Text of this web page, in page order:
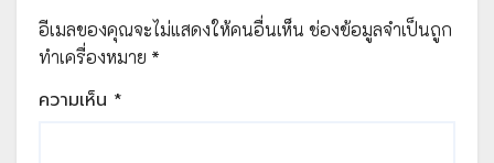
อีเมลของคุณจะไม่แสดงให้คนอื่นเห็น ช่องข้อมูลจำเป็นถูก
ทำเครื่องหมาย *
ความเห็น *